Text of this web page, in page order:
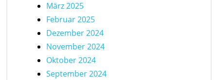
März 2025
Februar 2025
Dezember 2024
November 2024
Oktober 2024
September 2024